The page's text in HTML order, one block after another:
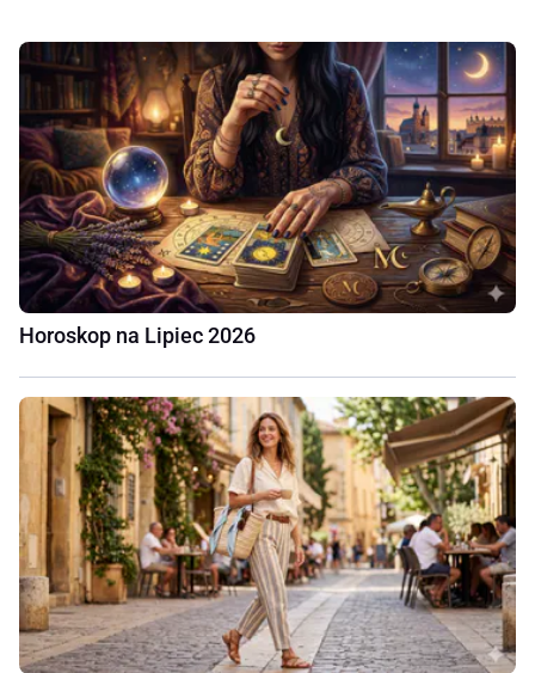
Horoskop na Lipiec 2026